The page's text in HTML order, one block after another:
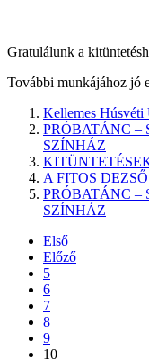
Gratulálunk a
További munkájához jó
Kellemes Húsvéti
PRÓBATÁNC –
SZÍNHÁZ
A FITOS
PRÓBATÁNC –
SZÍNHÁZ
Első
Előző
5
6
7
8
9
10